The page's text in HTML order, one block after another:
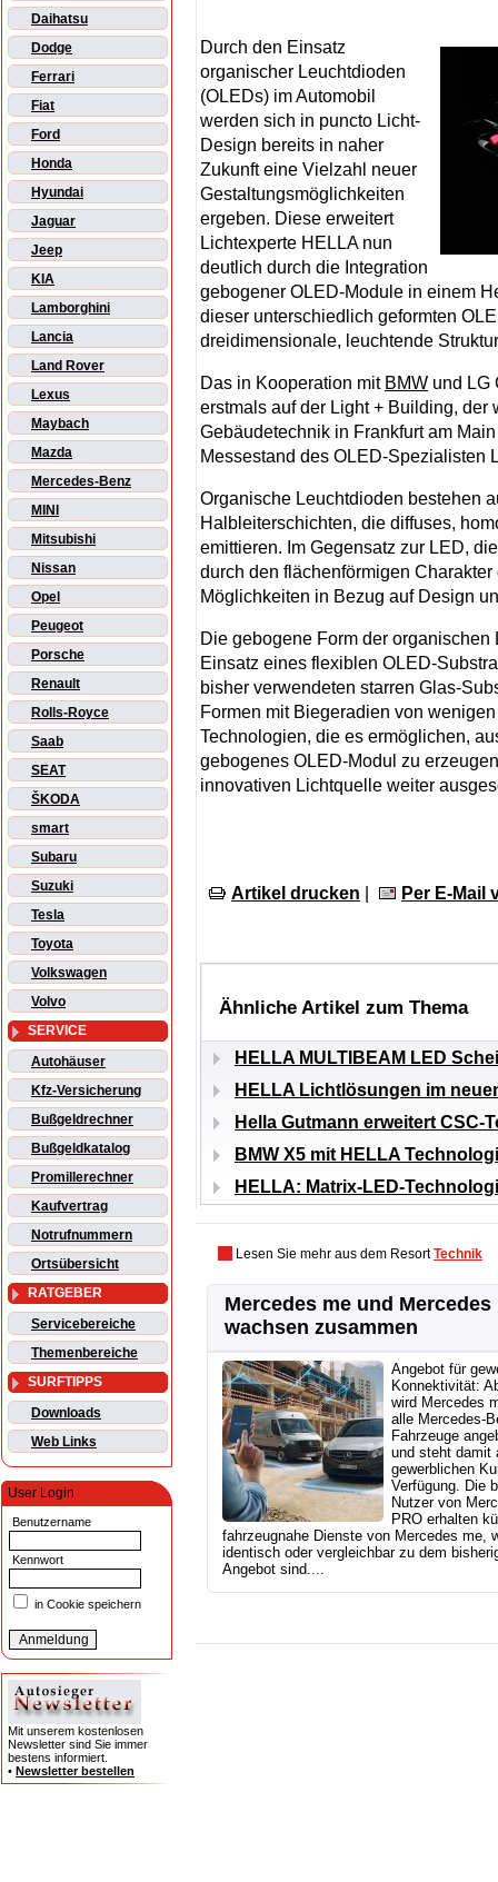
Daihatsu
Dodge
Ferrari
Fiat
Ford
Honda
Hyundai
Jaguar
Jeep
KIA
Lamborghini
Lancia
Land Rover
Lexus
Maybach
Mazda
Mercedes-Benz
MINI
Mitsubishi
Nissan
Opel
Peugeot
Porsche
Renault
Rolls-Royce
Saab
SEAT
ŠKODA
smart
Subaru
Suzuki
Tesla
Toyota
Volkswagen
Volvo
SERVICE
Autohäuser
Kfz-Versicherung
Bußgeldrechner
Bußgeldkatalog
Promillerechner
Kaufvertrag
Notrufnummern
Ortsübersicht
RATGEBER
Servicebereiche
Themenbereiche
SURFTIPPS
Downloads
Web Links
User Login
Benutzername
Kennwort
in Cookie speichern
Mit unserem kostenlosen
Newsletter sind Sie immer
bestens informiert.
• Newsletter bestellen
Durch den Einsatz
organischer Leuchtdioden
(OLEDs) im Automobil
werden sich in puncto Licht-
Design bereits in naher
Zukunft eine Vielzahl neuer
Gestaltungsmöglichkeiten
ergeben. Diese erweitert
Lichtexperte HELLA nun
deutlich durch die Integration
gebogener OLED-Module in einem
dieser unterschiedlich geformten
dreidimensionale, leuchtende
Das in Kooperation mit BMW und LG
erstmals auf der Light + Building, der
Gebäudetechnik in Frankfurt am
Messestand des OLED-Spezialisten
Organische Leuchtdioden bestehen
Halbleiterschichten, die diffuses,
emittieren. Im Gegensatz zur LED,
durch den flächenförmigen
Möglichkeiten in Bezug auf Design
Die gebogene Form der
Einsatz eines flexiblen OLED-
bisher verwendeten starren Glas-
Formen mit Biegeradien von
Technologien, die es ermöglichen,
gebogenes OLED-Modul zu
innovativen Lichtquelle weiter
Artikel drucken Per E-Mail
Ähnliche Artikel zum Thema
HELLA MULTIBEAM LED
HELLA Lichtlösungen im
Hella Gutmann erweitert
BMW X5 mit HELLA
HELLA: Matrix-LED-
Lesen Sie mehr aus dem ResortTechnik
Mercedes me und Mercedes
wachsen zusammen
Angebot für
Konnektivität:
wird Mercedes
alle
Fahrzeuge
und steht damit
gewerblichen
Verfügung. Die
Nutzer von
PRO erhalten
fahrzeugnahe Dienste von Mercedes me,
identisch oder vergleichbar zu dem
Angebot sind....